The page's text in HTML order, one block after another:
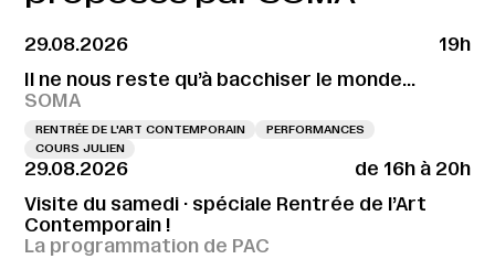
29.08.2026
19h
Il ne nous reste qu’à bacchiser le monde…
SOMA
RENTRÉE DE L'ART CONTEMPORAIN
PERFORMANCES
COURS JULIEN
29.08.2026
de 16h à 20h
Visite du samedi · spéciale Rentrée de l’Art
Contemporain !
La programmation de PAC